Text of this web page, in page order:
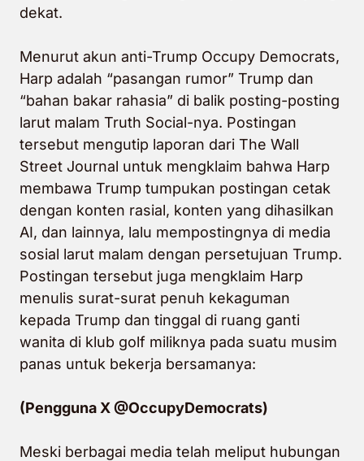
dekat.
Menurut akun anti-Trump Occupy Democrats,
Harp adalah “pasangan rumor” Trump dan
“bahan bakar rahasia” di balik posting-posting
larut malam Truth Social-nya. Postingan
tersebut mengutip laporan dari The Wall
Street Journal untuk mengklaim bahwa Harp
membawa Trump tumpukan postingan cetak
dengan konten rasial, konten yang dihasilkan
AI, dan lainnya, lalu mempostingnya di media
sosial larut malam dengan persetujuan Trump.
Postingan tersebut juga mengklaim Harp
menulis surat-surat penuh kekaguman
kepada Trump dan tinggal di ruang ganti
wanita di klub golf miliknya pada suatu musim
panas untuk bekerja bersamanya:
(Pengguna X @OccupyDemocrats)
Meski berbagai media telah meliput hubungan